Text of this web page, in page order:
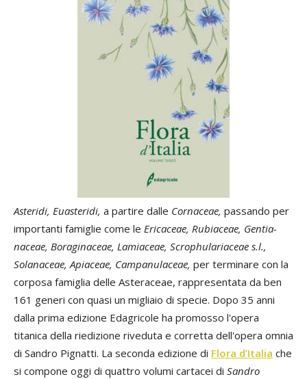
Asteridi, Euasteridi, a partire dalle Cornaceae, passando per
importanti famiglie come le Ericaceae, Rubiaceae, Gentia­
naceae, Boraginaceae, Lamiaceae, Scrophulariaceae s.l.,
Solanaceae, Apiaceae, Campanu­laceae, per terminare con la
corposa famiglia delle Asteraceae, rappresentata da ben
161 generi con quasi un migliaio di specie. Dopo 35 anni
dalla prima edizione Edagricole ha promosso l'opera
titanica della riedizione riveduta e corretta dell'opera omnia
di Sandro Pignatti. La seconda edizione di Flora d’Italia che
si compone oggi di quattro volumi cartacei di Sandro